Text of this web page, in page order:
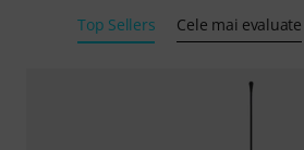
Top Sellers Cele mai evaluate